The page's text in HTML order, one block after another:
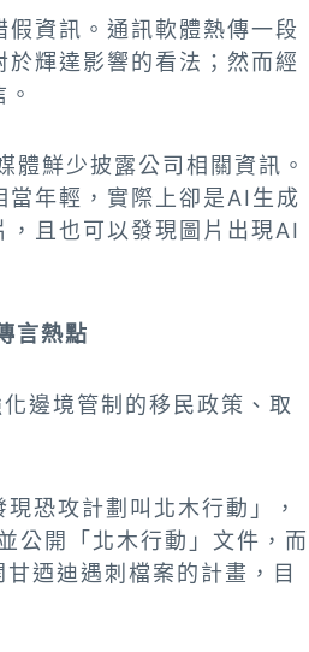
資訊。通訊軟體熱傳一段
輝達影響的看法；然而經
鮮少披露公司相關資訊。
年輕，實際上卻是AI生成
且也可以發現圖片出現AI
言熱點
邊境管制的移民政策、取
恐攻計劃叫北木行動」，
公開「北木行動」文件，而
迺迪遇刺檔案的計畫，目